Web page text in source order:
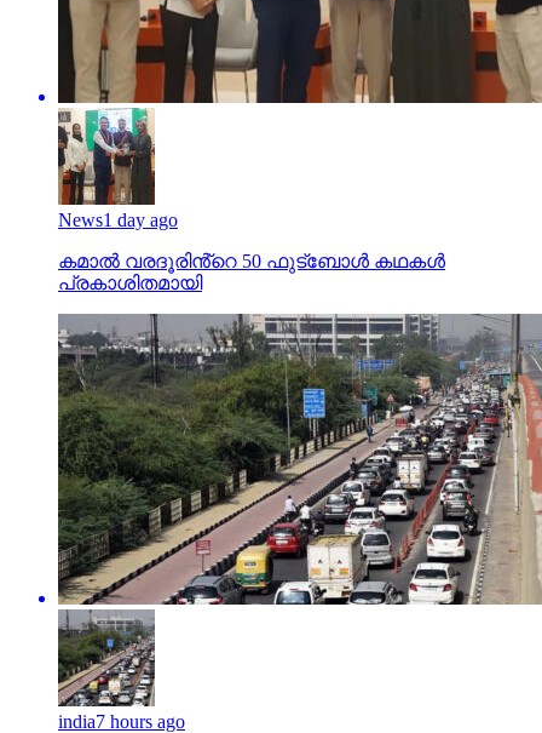
News1 day ago
കമാൽ വരദൂരിൻ്റെ 50 ഫുട്ബോൾ കഥകൾ
പ്രകാശിതമായി
india7 hours ago